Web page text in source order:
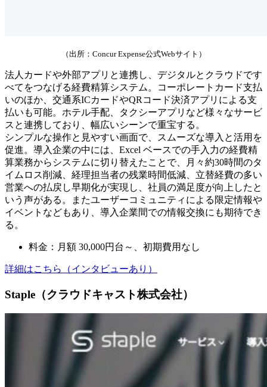
（出所：Concur Expense公式Webサイト）
法人カードや外部アプリと連携し、デジタルとクラウドです
べてをつなげる経費精算システム。コーポレートカード支払
いのほか、交通系ICカードやQRコード決済アプリによる支
払いも可能。ホテル手配、タクシーアプリなど様々なサービ
スと連携しており、幅広いシーンで重宝する。
シンプルな操作と見やすい画面で、スムーズな導入と活用を
促進。導入企業の中には、Excel ベースでの手入力の経費精
算業務からシステムに切り替えたことで、月々約30時間のタ
イムロス削減、経理担当者の残業時間低減、立替経費の多い
営業への払戻し早期化が実現し、社員の満足度が向上したと
いう声がある。またユーザーコミュニティによる限定情報や
イベントなどもあり、導入企業間での情報交換にも期待でき
る。
料金：月額 30,000円台～、初期費用なし
詳細はこちら（インタビューあり）
Staple（クラウドキャスト株式会社）